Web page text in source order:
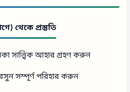
থেকে প্রস্তুতি
সাত্ত্বিক আহার গ্রহণ করুন
সম্পূর্ণ পরিহার করুন